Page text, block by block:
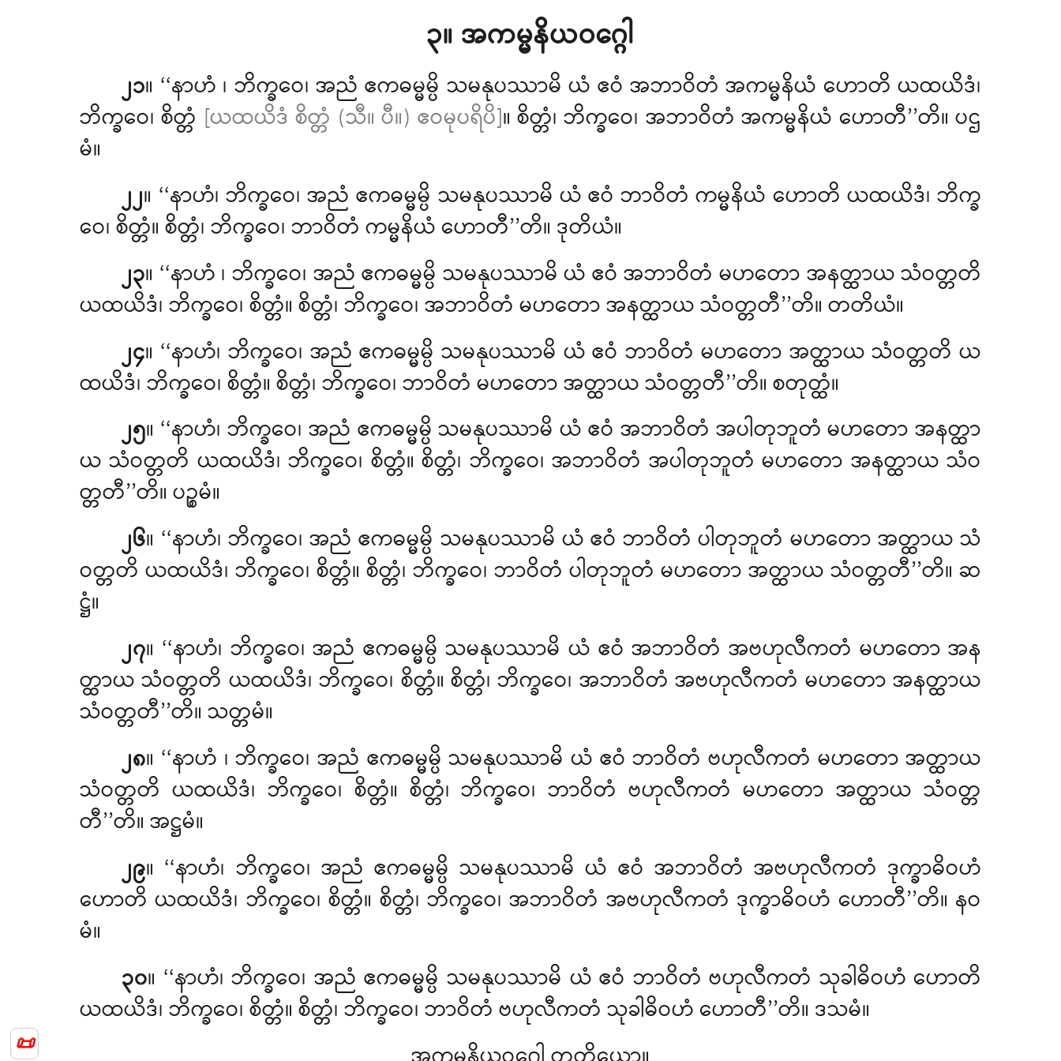
📜
၃။ အကမ္မနိယဝဂ္ဂေါ
၂၁။ ‘‘နာဟံ ၊ ဘိက္ခဝေ၊ အညံ ဧကဓမ္မမ္ပိ သမနုပဿာမိ ယံ ဧဝံ အဘာဝိတံအကမ္မနိယံ ဟောတိ ယထယိဒံ၊
ဘိက္ခဝေ၊ စိတ္တံ [ယထယိဒံ စိတ္တံ (သီ။ ပီ။) ဧဝမုပရိပိ]။ စိတ္တံ၊ ဘိက္ခဝေ၊ အဘာဝိတံ အကမ္မနိယံ ဟောတီ’’တိ။ ပဌ
မံ။
၂၂။ ‘‘နာဟံ၊ ဘိက္ခဝေ၊ အညံ ဧကဓမ္မမ္ပိ သမနုပဿာမိ ယံ ဧဝံ ဘာဝိတံ ကမ္မနိယံ ဟောတိ ယထယိဒံ၊ ဘိက္ခ
ဝေ၊ စိတ္တံ။ စိတ္တံ၊ ဘိက္ခဝေ၊ ဘာဝိတံ ကမ္မနိယံ ဟောတီ’’တိ။ ဒုတိယံ။
၂၃။ ‘‘နာဟံ၊ ဘိက္ခဝေ၊ အညံ ဧကဓမ္မမ္ပိ သမနုပဿာမိ ယံ ဧဝံ အဘာဝိတံ မဟတော အနတ္ထာယ သံဝတ္တတိ
ယထယိဒံ၊ ဘိက္ခဝေ၊ စိတ္တံ။ စိတ္တံ၊ ဘိက္ခဝေ၊ အဘာဝိတံ မဟတော အနတ္ထာယ သံဝတ္တတီ’’တိ။ တတိယံ။
၂၄။ ‘‘နာဟံ၊ ဘိက္ခဝေ၊ အညံ ဧကဓမ္မမ္ပိ သမနုပဿာမိ ယံ ဧဝံ ဘာဝိတံ မဟတော အတ္ထာယ သံဝတ္တတိ ယ
ထယိဒံ၊ ဘိက္ခဝေ၊ စိတ္တံ။ စိတ္တံ၊ ဘိက္ခဝေ၊ ဘာဝိတံ မဟတော အတ္ထာယ သံဝတ္တတီ’’တိ။ စတုတ္ထံ။
၂၅။ ‘‘နာဟံ၊ ဘိက္ခဝေ၊ အညံ ဧကဓမ္မမ္ပိ သမနုပဿာမိ ယံ ဧဝံ အဘာဝိတံ အပါတုဘူတံ မဟတော အနတ္ထာ
ယ သံဝတ္တတိ ယထယိဒံ၊ ဘိက္ခဝေ၊ စိတ္တံ။ စိတ္တံ၊ ဘိက္ခဝေ၊ အဘာဝိတံ အပါတုဘူတံ မဟတော အနတ္ထာယ သံဝ
တ္တတီ’’တိ။ ပဉ္စမံ။
၂၆။ ‘‘နာဟံ၊ ဘိက္ခဝေ၊ အညံ ဧကဓမ္မမ္ပိ သမနုပဿာမိ ယံ ဧဝံ ဘာဝိတံ ပါတုဘူတံ မဟတော အတ္ထာယ သံ
ဝတ္တတိ ယထယိဒံ၊ ဘိက္ခဝေ၊ စိတ္တံ။ စိတ္တံ၊ ဘိက္ခဝေ၊ ဘာဝိတံ ပါတုဘူတံ မဟတော အတ္ထာယ သံဝတ္တတီ’’တိ။ ဆ
ဋ္ဌံ။
၂၇။ ‘‘နာဟံ၊ ဘိက္ခဝေ၊ အညံ ဧကဓမ္မမ္ပိ သမနုပဿာမိ ယံ ဧဝံ အဘာဝိတံ အဗဟုလီကတံ မဟတော အန
တ္ထာယ သံဝတ္တတိ ယထယိဒံ၊ ဘိက္ခဝေ၊ စိတ္တံ။ စိတ္တံ၊ ဘိက္ခဝေ၊ အဘာဝိတံ အဗဟုလီကတံ မဟတော အနတ္ထာယ
သံဝတ္တတီ’’တိ။ သတ္တမံ။
၂၈။ ‘‘နာဟံ ၊ ဘိက္ခဝေ၊ အညံ ဧကဓမ္မမ္ပိ သမနုပဿာမိ ယံ ဧဝံ ဘာဝိတံ ဗဟုလီကတံ မဟတော အတ္ထာယ
သံဝတ္တတိ ယထယိဒံ၊ ဘိက္ခဝေ၊ စိတ္တံ။ စိတ္တံ၊ ဘိက္ခဝေ၊ ဘာဝိတံ ဗဟုလီကတံ မဟတော အတ္ထာယ သံဝတ္တ
တီ’’တိ။ အဋ္ဌမံ။
၂၉။ ‘‘နာဟံ၊ ဘိက္ခဝေ၊ အညံ ဧကဓမ္မမ္ပိ သမနုပဿာမိ ယံ ဧဝံ အဘာဝိတံ အဗဟုလီကတံ ဒုက္ခာဓိဝဟံ
ဟောတိ ယထယိဒံ၊ ဘိက္ခဝေ၊ စိတ္တံ။ စိတ္တံ၊ ဘိက္ခဝေ၊ အဘာဝိတံ အဗဟုလီကတံ ဒုက္ခာဓိဝဟံ ဟောတီ’’တိ။ နဝ
မံ။
၃၀။ ‘‘နာဟံ၊ ဘိက္ခဝေ၊ အညံ ဧကဓမ္မမ္ပိ သမနုပဿာမိ ယံ ဧဝံ ဘာဝိတံ ဗဟုလီကတံ သုခါဓိဝဟံ ဟောတိ
ယထယိဒံ၊ ဘိက္ခဝေ၊ စိတ္တံ။ စိတ္တံ၊ ဘိက္ခဝေ၊ ဘာဝိတံ ဗဟုလီကတံ သုခါဓိဝဟံ ဟောတီ’’တိ။ ဒသမံ။